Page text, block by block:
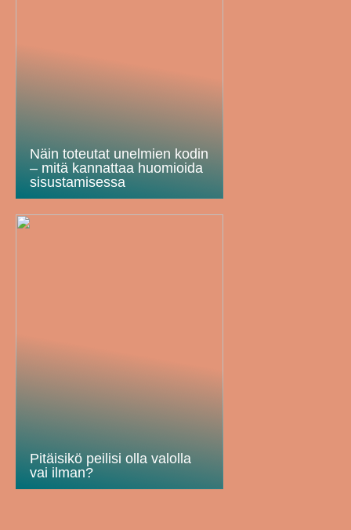
Näin toteutat unelmien kodin
– mitä kannattaa huomioida
sisustamisessa
Pitäisikö peilisi olla valolla
vai ilman?